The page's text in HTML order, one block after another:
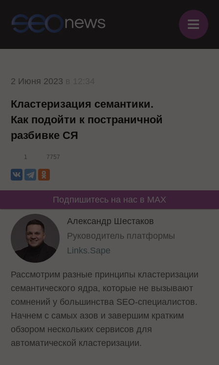
≡
2 Июня 2023
Кластеризация семантики.
Как подойти к постраничной
разбивке СЯ
1 7757
Подпишитесь на нас в MAX
Александр Шестаков
Руководитель платформы
Links.Sape
Рассмотрим разные принципы кластеризации
семантического ядра, которые не вызывают
сомнений у большинства SEO-специалистов.
Начнем с самых азов и завершим кратким
обзором нескольких сервисов для
автоматической кластеризации.